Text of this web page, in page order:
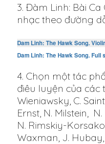
3. Đàm Linh: Bài
nhạc theo đường
Dam Linh: The Hawk Song.
Dam Linh: The Hawk Song.
4. Chọn một tác
điêu luyện của các
Wieniawsky, C.
Ernst, N. Milstein,
N. Rimskiy-
Waxman, J. Hubay,